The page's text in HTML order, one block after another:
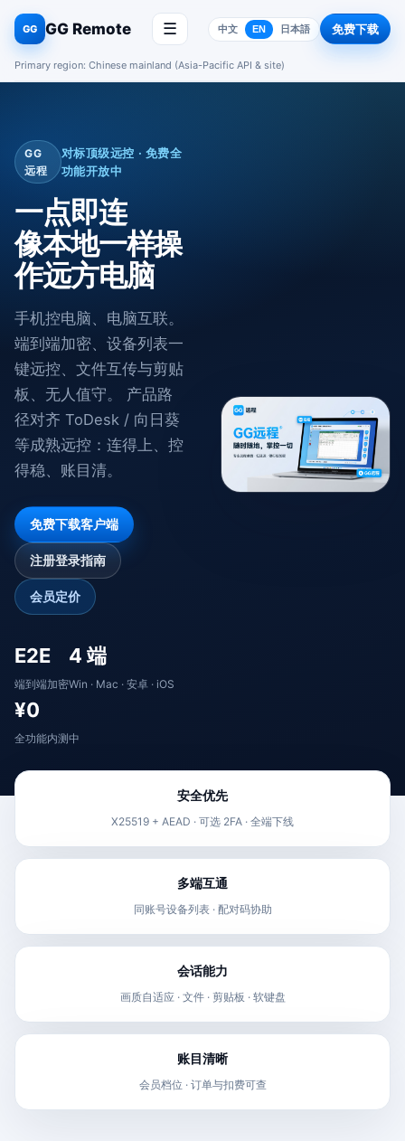
GG GG Remote ☰ 中文 EN 日本語 免费下载
Primary region: Chinese mainland (Asia-Pacific API & site)
GG
远程
对标顶级远控 · 免费全
功能开放中
一点即连
像本地一样操
作远方电脑
手机控电脑、电脑互联。
端到端加密、设备列表一
键远控、文件互传与剪贴
板、无人值守。 产品路
径对齐 ToDesk / 向日葵
等成熟远控：连得上、控
得稳、账目清。
免费下载客户端
注册登录指南
会员定价
E2E
端到端加密
4 端
Win · Mac · 安卓 · iOS
¥0
全功能内测中
安全优先
X25519 + AEAD · 可选 2FA · 全端下线
多端互通
同账号设备列表 · 配对码协助
会话能力
画质自适应 · 文件 · 剪贴板 · 软键盘
账目清晰
会员档位 · 订单与扣费可查